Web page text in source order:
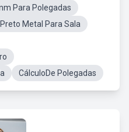
Para Polegadas
Metal Para Sala
CálculoDe Polegadas